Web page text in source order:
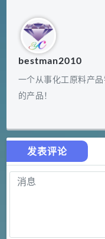
bestman2010
一个从事化工原料产
的产品！
发表评论